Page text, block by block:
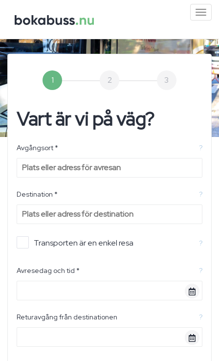
1 2 3
Vart är vi på väg?
Avgångsort * ?
Destination * ?
Transporten är en enkel resa ?
Avresedag och tid * ?
Returavgång från destinationen ?